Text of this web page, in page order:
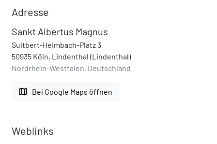
Adresse
Sankt Albertus Magnus
Suitbert-Heimbach-Platz 3
50935 Köln, Lindenthal (Lindenthal)
Nordrhein-Westfalen, Deutschland
map Bei Google Maps öffnen
Weblinks